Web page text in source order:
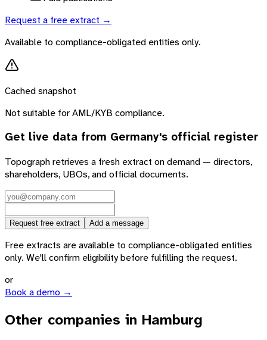
Request a free extract →
Available to compliance-obligated entities only.
Cached snapshot
Not suitable for AML/KYB compliance.
Get live data from Germany's official register
Topograph retrieves a fresh extract on demand — directors,
shareholders, UBOs, and official documents.
Request free extract Add a message
Free extracts are available to compliance-obligated entities
only. We'll confirm eligibility before fulfilling the request.
or
Book a demo →
Other companies in Hamburg